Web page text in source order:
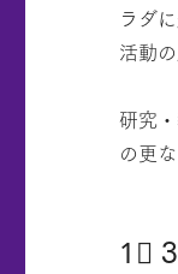
ラダ
活動
研究
の更
1⃣